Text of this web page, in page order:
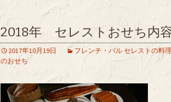
2018年 セレストおせち内
2017年10月19日 フレンチ・バル セレストの料理
のおせち